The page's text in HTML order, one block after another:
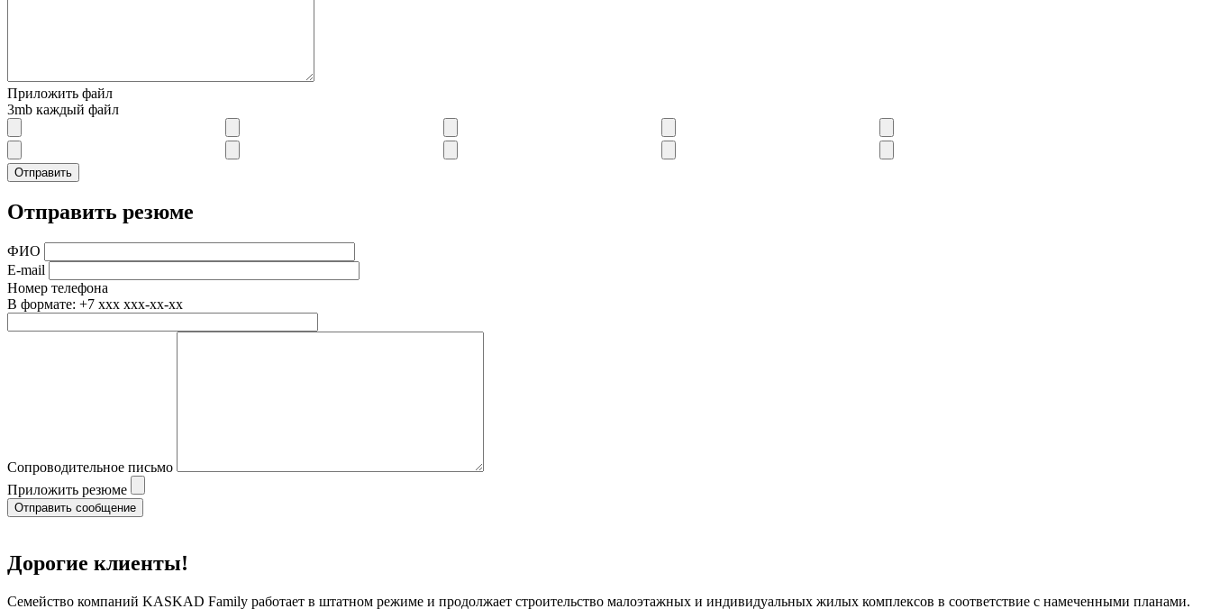
Приложить файл
3mb каждый файл
Отправить резюме
ФИО
E-mail
Номер телефона
В формате: +7 xxx xxx-xx-xx
Сопроводительное письмо
Приложить резюме
Дорогие клиенты!
Семейство компаний KASKAD Family работает в штатном режиме и продолжает строительство малоэтажных и индивидуальных жилых комплексов в соответствие с намеченными планами.